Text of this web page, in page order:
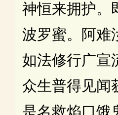
神恒来拥护。
波罗蜜。阿难
如法修行广宣
众生普得见闻
是名救焰口饿